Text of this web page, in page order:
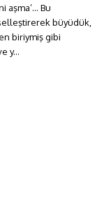
aşma’… Bu
büyüdük,
biriymiş gibi
y...